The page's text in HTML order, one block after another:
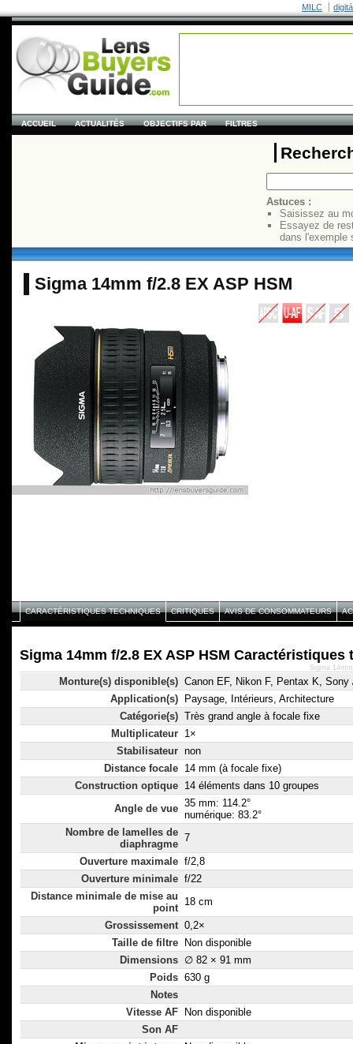
MILC
ACCUEIL ACTUALITÉS OBJECTIFS PAR FILTRES
Astuces :
Saisissez au
Essayez de
dans
Sigma 14mm f/2.8 EX ASP HSM
CARACTÉRISTIQUES TECHNIQUES CRITIQUES AVIS DE CONSOMMATEURS
Sigma 14mm f/2.8 EX ASP HSM Caractéristiques
Monture(s) disponible(s) Canon EF, Nikon F, Pentax K,
Application(s)
Paysage, Intérieurs, Architecture
Catégorie(s) Très grand angle à focale fixe
Multiplicateur 1×
Stabilisateur non
Distance focale 14 mm (à focale fixe)
Construction optique 14 éléments dans 10 groupes
Angle de vue 35 mm: 114.2°
numérique: 83.2°
Nombre de lamelles de
diaphragme
7
Ouverture maximale f/2,8
Ouverture minimale f/22
Distance minimale de mise au
point
18 cm
Grossissement 0,2×
Taille de filtre
Non disponible
Dimensions ∅ 82 × 91 mm
Poids 630 g
Notes
Vitesse AF
Non disponible
Son AF
Sigma